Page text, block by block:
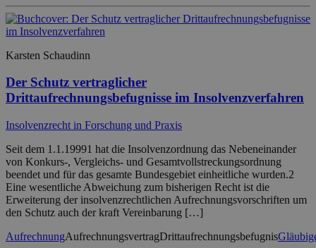
Karsten Schaudinn
Der Schutz vertraglicher
Drittaufrechnungsbefugnisse im Insolvenzverfahren
Insolvenzrecht in Forschung und Praxis
Seit dem 1.1.19991 hat die Insolvenzordnung das Nebeneinander
von Konkurs-, Vergleichs- und Gesamtvollstreckungsordnung
beendet und für das gesamte Bundesgebiet einheitliche wurden.2
Eine wesentliche Abweichung zum bisherigen Recht ist die
Erweiterung der insolvenzrechtlichen Aufrechnungsvorschriften um
den Schutz auch der kraft Vereinbarung […]
AufrechnungAufrechnungsvertragDrittaufrechnungsbefugnis